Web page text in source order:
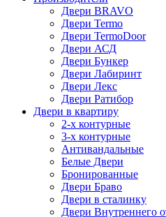
Двери BRAVO
Двери Termo
Двери TermoDoor
Двери АСД
Двери Бункер
Двери Лабиринт
Двери Лекс
Двери Ратибор
Двери в квартиру
2-х контурные
3-х контурные
Антивандальные
Белые Двери
Бронированные
Двери Браво
Двери в сталинку
Двери Внутреннего